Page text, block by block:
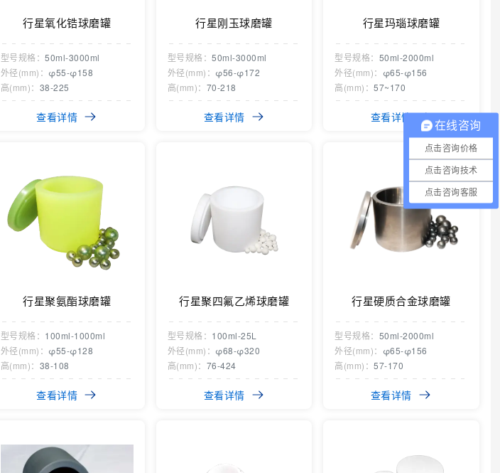
行星氧化锆球磨罐
型号规格：50ml-3000ml
外径(mm)： φ55-φ158
高(mm)： 38-225
查看详情
行星刚玉球磨罐
型号规格：50ml-3000ml
外径(mm)： φ56-φ172
高(mm)： 70-218
查看详情
行星玛瑙球磨罐
型号规格： 50ml-2000ml
外径(mm)： φ65-φ156
高(mm)：57~170
查看详情
行星聚氨酯球磨罐
型号规格： 100ml-1000ml
外径(mm)： φ55-φ128
高(mm)： 38-108
查看详情
行星聚四氟乙烯球磨罐
型号规格： 100ml-25L
外径(mm)： φ68-φ320
高(mm)： 76-424
查看详情
行星硬质合金球磨罐
型号规格： 50ml-2000ml
外径(mm)： φ65-φ156
高(mm)：57-170
查看详情
在线咨询
点击咨询价格
点击咨询技术
点击咨询客服